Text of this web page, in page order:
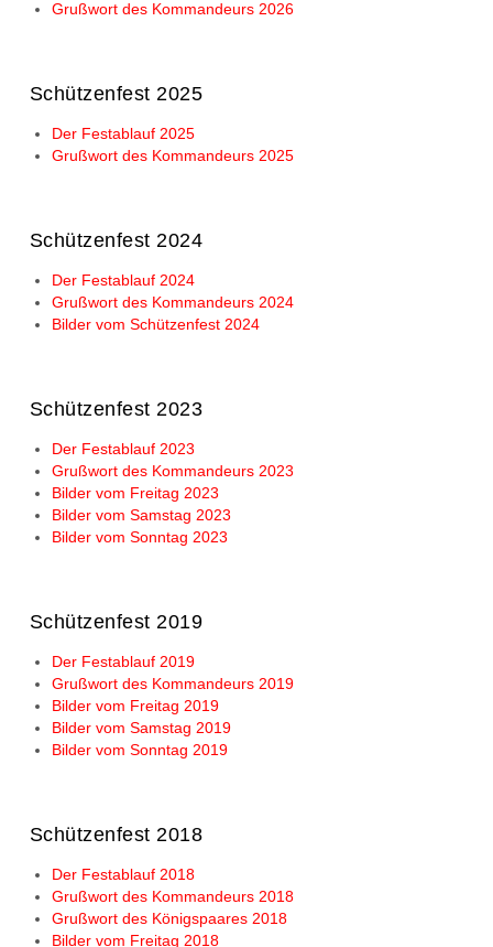
Grußwort des Kommandeurs 2026
Schützenfest 2025
Der Festablauf 2025
Grußwort des Kommandeurs 2025
Schützenfest 2024
Der Festablauf 2024
Grußwort des Kommandeurs 2024
Bilder vom Schützenfest 2024
Schützenfest 2023
Der Festablauf 2023
Grußwort des Kommandeurs 2023
Bilder vom Freitag 2023
Bilder vom Samstag 2023
Bilder vom Sonntag 2023
Schützenfest 2019
Der Festablauf 2019
Grußwort des Kommandeurs 2019
Bilder vom Freitag 2019
Bilder vom Samstag 2019
Bilder vom Sonntag 2019
Schützenfest 2018
Der Festablauf 2018
Grußwort des Kommandeurs 2018
Grußwort des Königspaares 2018
Bilder vom Freitag 2018